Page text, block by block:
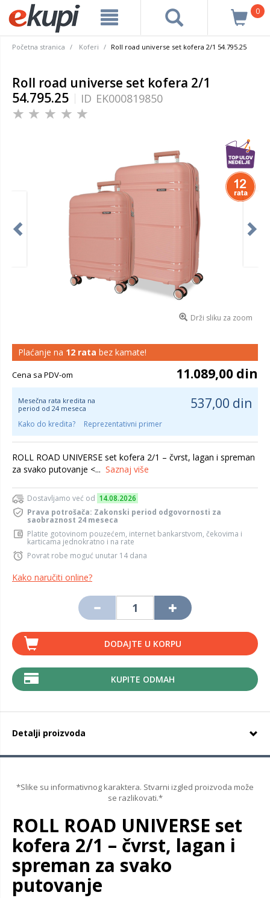
0
Početna stranica Koferi Roll road universe set kofera 2/1 54.795.25
Roll road universe set kofera 2/1
54.795.25
ID EK000819850
Drži sliku za zoom
Plaćanje na 12 rata bez kamate!
Cena sa PDV-om 11.089,00 din
Mesečna rata kredita na
period od 24 meseca
537,00 din
Kako do kredita? Reprezentativni primer
ROLL ROAD UNIVERSE set kofera 2/1 – čvrst, lagan i spreman
za svako putovanje <... Saznaj više
Dostavljamo već od 14.08.2026
Prava potrošača: Zakonski period odgovornosti za
saobraznost 24 meseca
Platite gotovinom pouzećem, internet bankarstvom, čekovima i
karticama jednokratno i na rate
Povrat robe moguć unutar 14 dana
Kako naručiti online?
DODAJTE U KORPU
KUPITE ODMAH
Detalji proizvoda
*Slike su informativnog karaktera. Stvarni izgled proizvoda može
se razlikovati.*
ROLL ROAD UNIVERSE set
kofera 2/1 – čvrst, lagan i
spreman za svako
putovanje